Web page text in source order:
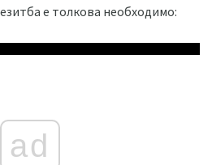
е толкова необходимо:
ad